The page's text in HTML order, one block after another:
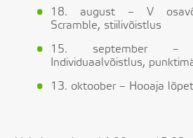
18. august – V
Scramble, stiilivõistlus
15. september –
Individuaalvõistlus,
13. oktoober – Hooaja